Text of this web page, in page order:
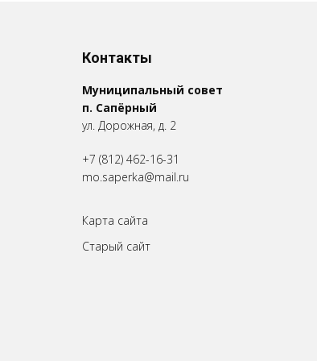
Контакты
Муниципальный совет
п. Сапёрный
ул. Дорожная, д. 2
+7 (812) 462-16-31
mo.saperka@mail.ru
Карта сайта
Старый сайт